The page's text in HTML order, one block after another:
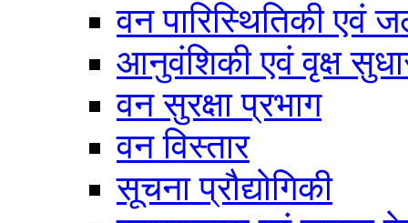
वन पारिस्थितिकी एवं
आनुवंशिकी एवं वृक्ष
वन सुरक्षा प्रभाग
वन विस्तार
सूचना प्रौद्योगिकी